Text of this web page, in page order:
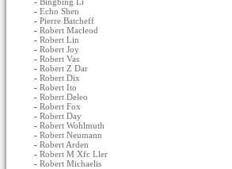
- Echo Shen
- Pierre Batcheff
- Robert Macleod
- Robert Lin
- Robert Joy
- Robert Vas
- Robert Z Dar
- Robert Dix
- Robert Ito
- Robert Deleo
- Robert Fox
- Robert Day
- Robert Wohlmuth
- Robert Neumann
- Robert Arden
- Robert M Xfc Ller
- Robert Michaelis